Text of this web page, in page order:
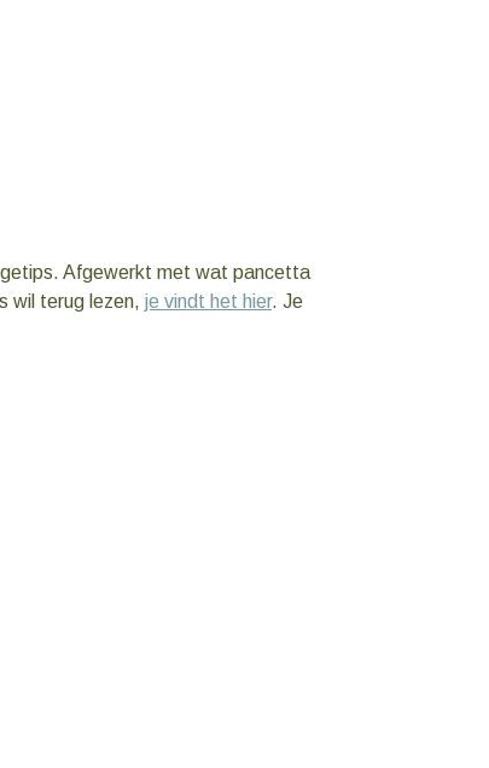
Afgewerkt met wat pancetta
wil terug lezen, je vindt het hier. Je